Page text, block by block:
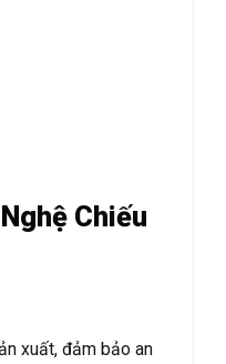
Chiếu
xuất, đảm bảo an